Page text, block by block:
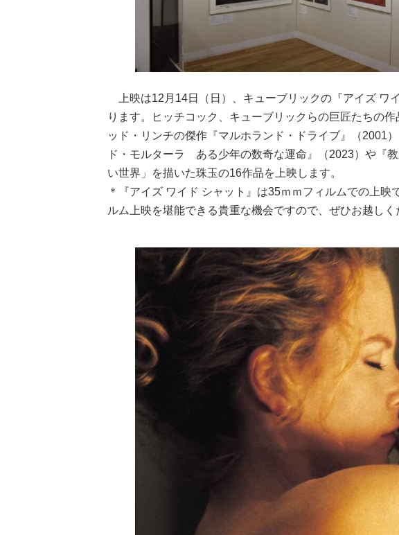
上映は12月14日（日）、キューブリックの『アイズ ワ
ります。ヒッチコック、キューブリックらの巨匠たちの
ッド・リンチの傑作『マルホランド・ドライブ』（2001
ド・モルターラ ある少年の数奇な運命』（2023）や『
い世界」を描いた珠玉の16作品を上映します。
＊『アイズ ワイド シャット』は35ｍｍフィルムでの上映
ルム上映を堪能できる貴重な機会ですので、ぜひお越しく